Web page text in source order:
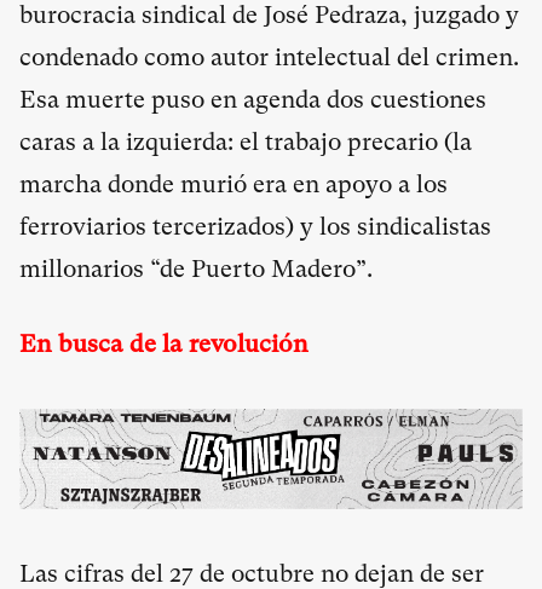
burocracia sindical de José Pedraza, juzgado y
condenado como autor intelectual del crimen.
Esa muerte puso en agenda dos cuestiones
caras a la izquierda: el trabajo precario (la
marcha donde murió era en apoyo a los
ferroviarios tercerizados) y los sindicalistas
millonarios “de Puerto Madero”.
En busca de la revolución
Las cifras del 27 de octubre no dejan de ser